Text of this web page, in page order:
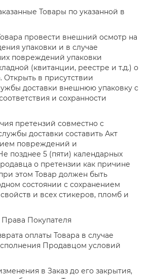
Товары по указанной в
провести внешний осмотр на
упаковки и в случае
повреждений упаковки
(квитанции, реестре и т.д.) о
Открыть в присутствии
доставки внешнюю упаковку с
и сохранности
претензий совместно с
доставки составить Акт
повреждений и
позднее 5 (пяти) календарных
о претензии как причине
этом Товар должен быть
состоянии с сохранением
и всех стикеров, пломб и
Права Покупателя
оплаты Товара в случае
Продавцом условий
в Заказ до его закрытия,